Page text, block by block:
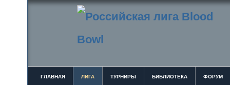
ГЛАВНАЯ ЛИГА ТУРНИРЫ БИБЛИОТЕКА ФОРУМ